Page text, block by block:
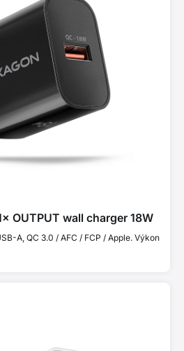
OUTPUT wall charger 18W
A, QC 3.0 / AFC / FCP / Apple. Výkon